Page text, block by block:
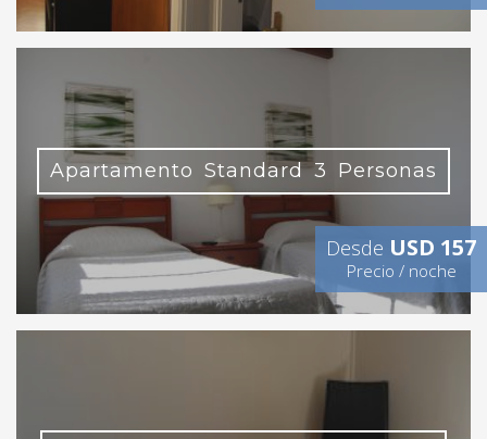
Apartamento Standard 3 Personas
Desde USD 157
Precio / noche